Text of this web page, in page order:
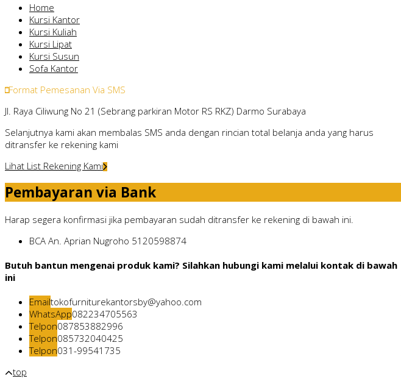
Home
Kursi Kantor
Kursi Kuliah
Kursi Lipat
Kursi Susun
Sofa Kantor
Format Pemesanan Via SMS
Jl. Raya Ciliwung No 21 (Sebrang parkiran Motor RS RKZ) Darmo Surabaya
Selanjutnya kami akan membalas SMS anda dengan rincian total belanja anda yang harus
ditransfer ke rekening kami
Lihat List Rekening Kami
Pembayaran via Bank
Harap segera konfirmasi jika pembayaran sudah ditransfer ke rekening di bawah ini.
BCA An. Aprian Nugroho 5120598874
Butuh bantun mengenai produk kami? Silahkan hubungi kami melalui kontak di bawah
ini
Emailtokofurniturekantorsby@yahoo.com
WhatsApp082234705563
Telpon087853882996
Telpon085732040425
Telpon031-99541735
top